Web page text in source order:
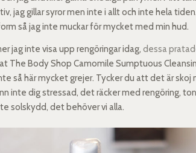
jag gillar syror men inte i allt och inte hela
så jag inte muckar för mycket med min hud.
jag inte visa upp rengöringar idag,dessa
The Body Shop Camomile Sumptuous
så här mycket grejer. Tycker du att det är
inte dig stressad, det räcker med rengöring,
solskydd, det behöver vi alla.